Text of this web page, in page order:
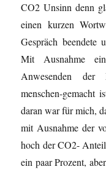
CO2 Unsinn denn
einen kurzen
Gespräch beendete
Mit Ausnahme
Anwesenden
menschen-gemacht
daran war für mich,
mit Ausnahme der
hoch der CO2-
ein paar Prozent,